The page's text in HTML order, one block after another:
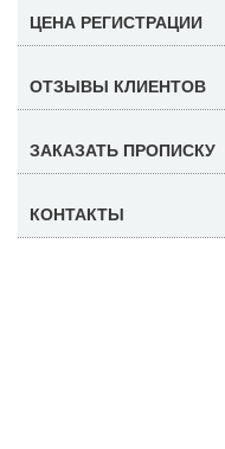
ЦЕНА РЕГИСТРАЦИИ
ОТЗЫВЫ КЛИЕНТОВ
ЗАКАЗАТЬ ПРОПИСКУ
КОНТАКТЫ